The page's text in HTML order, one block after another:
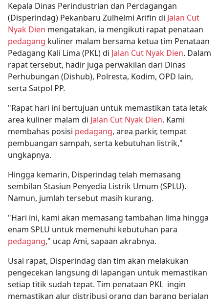
Kepala Dinas Perindustrian dan Perdagangan
(Disperindag) Pekanbaru Zulhelmi Arifin di Jalan Cut
Nyak Dien mengatakan, ia mengikuti rapat penataan
pedagang kuliner malam bersama ketua tim Penataan
Pedagang Kali Lima (PKL) di Jalan Cut Nyak Dien. Dalam
rapat tersebut, hadir juga perwakilan dari Dinas
Perhubungan (Dishub), Polresta, Kodim, OPD lain,
serta Satpol PP.
"Rapat hari ini bertujuan untuk memastikan tata letak
area kuliner malam di Jalan Cut Nyak Dien. Kami
membahas posisi pedagang, area parkir, tempat
pembuangan sampah, serta kebutuhan listrik,"
ungkapnya.
Hingga kemarin, Disperindag telah memasang
sembilan Stasiun Penyedia Listrik Umum (SPLU).
Namun, jumlah tersebut masih kurang.
"Hari ini, kami akan memasang tambahan lima hingga
enam SPLU untuk memenuhi kebutuhan para
pedagang," ucap Ami, sapaan akrabnya.
Usai rapat, Disperindag dan tim akan melakukan
pengecekan langsung di lapangan untuk memastikan
setiap titik sudah tepat. Tim penataan PKL ingin
memastikan alur distribusi orang dan barang berjalan